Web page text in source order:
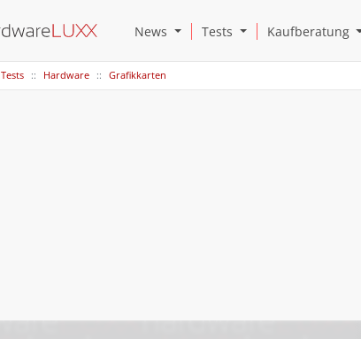
News Open News Submenu
Tests Open Tests
Kaufberatung
Tests Hardware Grafikkarten